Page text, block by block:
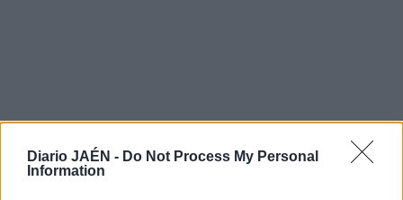
Diario JAÉN - Do Not Process My Personal
Information